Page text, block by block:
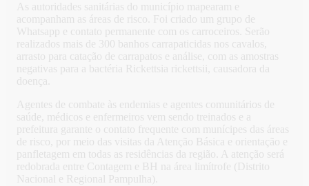
As autoridades sanitárias do município mapearam e
acompanham as áreas de risco. Foi criado um grupo de
Whatsapp e contato permanente com os carroceiros. Serão
realizados mais de 300 banhos carrapaticidas nos cavalos,
arrasto para catação de carrapatos e análise, com as amostras
negativas para a bactéria Rickettsia rickettsii, causadora da
doença.
Agentes de combate às endemias e agentes comunitários de
saúde, médicos e enfermeiros vem sendo treinados e a
prefeitura garante o contato frequente com munícipes das áreas
de risco, por meio das visitas da Atenção Básica e orientação e
panfletagem em todas as residências da região. A atenção será
redobrada entre Contagem e BH na área limítrofe (Distrito
Nacional e Regional Pampulha).